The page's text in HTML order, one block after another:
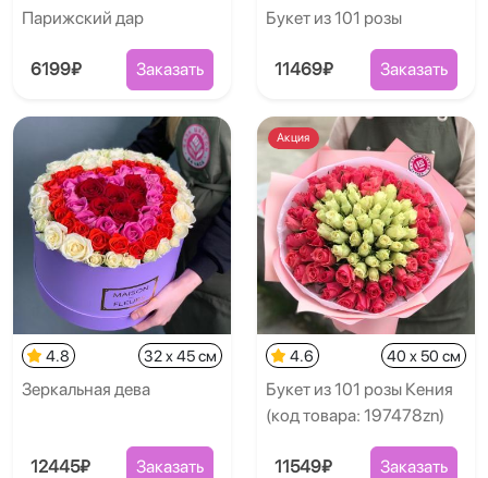
Парижский дар
6199₽ Заказать
Букет из 101 розы
11469₽ Заказать
4.8 32 x 45 см
Зеркальная дева
12445₽ Заказать
Акция
4.6 40 x 50 см
Букет из 101 розы Кения
(код товара: 197478zn)
11549₽ Заказать